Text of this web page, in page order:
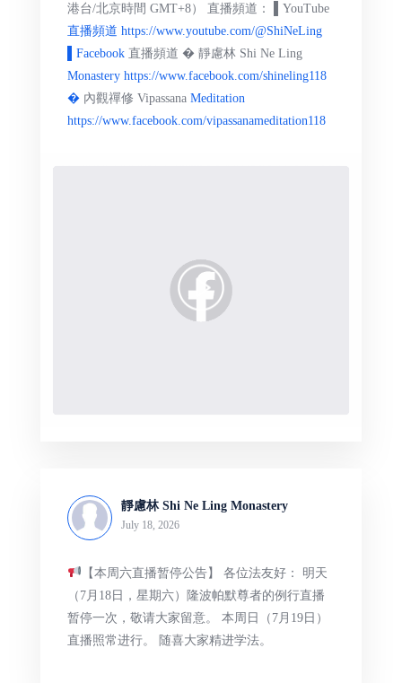
港台/北京時間 GMT+8） 直播頻道： ▌YouTube
直播頻道 https://www.youtube.com/@ShiNeLing
▌Facebook 直播頻道 � 靜慮林 Shi Ne Ling
Monastery https://www.facebook.com/shineling118
� 內觀禪修 Vipassana Meditation
https://www.facebook.com/vipassanameditation118
靜慮林 Shi Ne Ling Monastery
July 18, 2026
【本周六直播暂停公告】 各位法友好： 明天
（7月18日，星期六）隆波帕默尊者的例行直播
暂停一次，敬请大家留意。 本周日（7月19日）
直播照常进行。 随喜大家精进学法。